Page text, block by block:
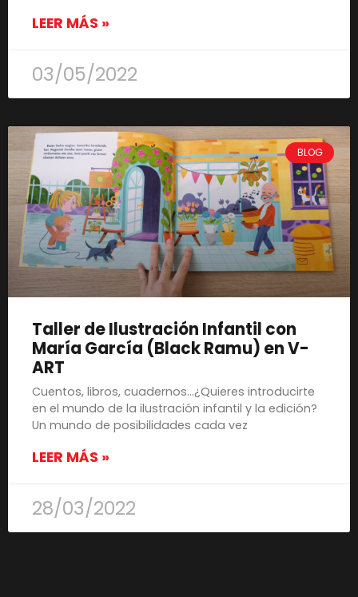
LEER MÁS »
03/05/2022
BLOG
Taller de Ilustración Infantil con
María García (Black Ramu) en V-
ART
Cuentos, libros, cuadernos…¿Quieres introducirte
en el mundo de la ilustración infantil y la edición?
Un mundo de posibilidades cada vez
LEER MÁS »
28/03/2022